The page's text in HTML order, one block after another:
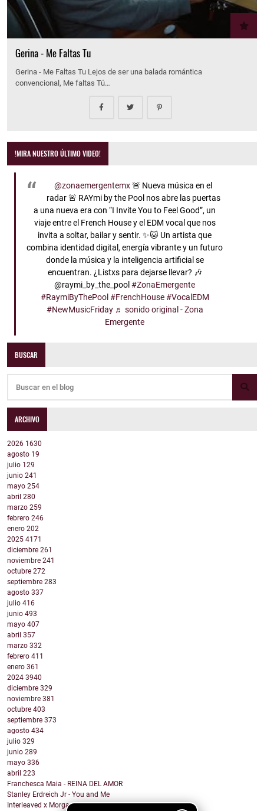
Gerina - Me Faltas Tu
Gerina - Me Faltas Tu Lejos de ser una balada romántica
convencional, Me faltas Tú…
!MIRA NUESTRO ÚLTIMO VIDEO!
@zonaemergentemx🚨 Nueva música en el
radar 🚨 RAYmi by the Pool nos abre las puertas
a una nueva era con “I Invite You to Feel Good”, un
viaje entre el French House y el EDM vocal que nos
invita a soltar, bailar y sentir. ✨🐱 Un artista que
combina identidad digital, energía vibrante y un futuro
donde la música y la inteligencia artificial se
encuentran. ¿Listxs para dejarse llevar? 🎶
@raymi_by_the_pool#ZonaEmergente
#RaymiByThePool #FrenchHouse #VocalEDM
#NewMusicFriday ♬ sonido original - Zona
Emergente
BUSCAR
ARCHIVO
2026 1630
agosto 19
julio 129
junio 241
mayo 254
abril 280
marzo 259
febrero 246
enero 202
2025 4171
diciembre 261
noviembre 241
octubre 272
septiembre 283
agosto 337
julio 416
junio 493
mayo 407
abril 357
marzo 332
febrero 411
enero 361
2024 3940
diciembre 329
noviembre 381
octubre 403
septiembre 373
agosto 434
julio 329
junio 289
mayo 336
abril 223
Franchesca Maia - REINA DEL AMOR
Stanley Erdreich Jr - You and Me
Interleaved x Morgan Rose - Time Will Tell